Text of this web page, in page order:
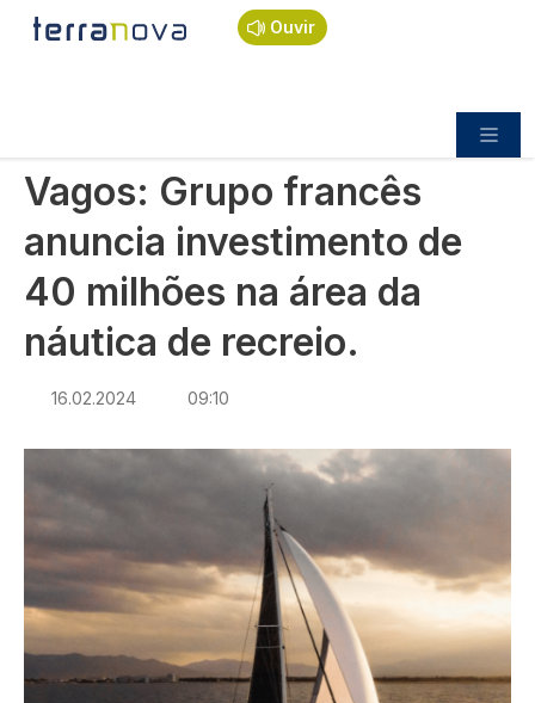
Passar para o conteúdo principal
Ouvir
Navegação estrutural
Início
Economia
Vagos: Grupo francês anuncia investimento de 40
Vagos: Grupo francês
anuncia investimento de
40 milhões na área da
náutica de recreio.
16.02.2024 09:10